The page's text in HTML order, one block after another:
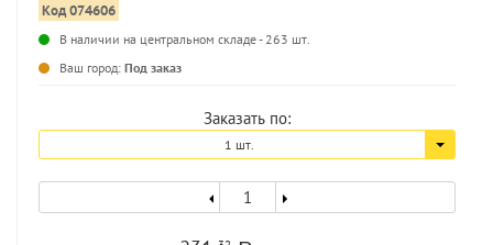
Код 074606
В наличии на центральном складе - 263 шт.
Ваш город: Под заказ
Заказать по:
1 шт.